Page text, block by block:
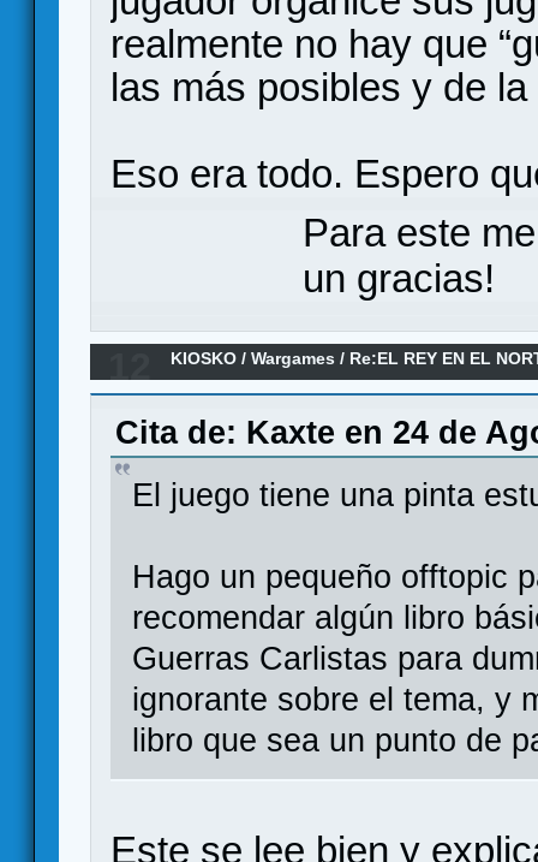
realmente no hay que
las más posibles y de
Eso era todo. Espero
Para este
un gracias!
KIOSKO /Wargames / Re:EL REY EN EL
Cita de: Kaxte en 24 de
El juego tiene una pinta
Hago un pequeño offtopic
recomendar algún libro
Guerras Carlistas para
ignorante sobre el tema, y
libro que sea un punto de
Este se lee bien y